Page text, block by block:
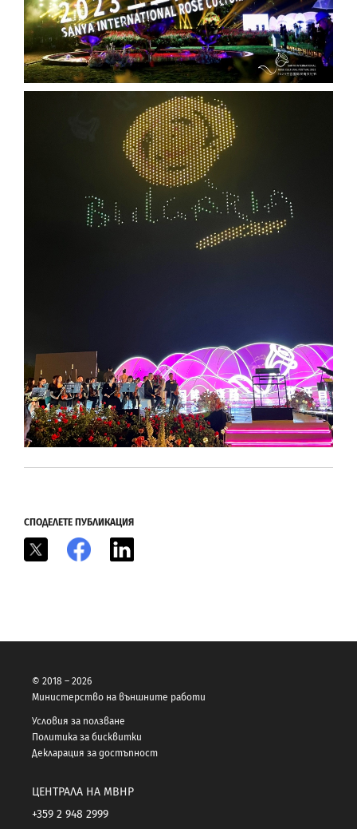
СПОДЕЛЕТЕ ПУБЛИКАЦИЯ
Facebook
© 2018 – 2026
Министерство на външните работи
Условия за ползване
Политика за бисквитки
Декларация за достъпност
ЦЕНТРАЛА НА МВНР
+359 2 948 2999